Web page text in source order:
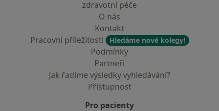
zdravotní péče
O nás
Kontakt
Pracovní příležitosti
Hledáme nové kolegy!
Podmínky
Partneři
Jak řadíme výsledky vyhledávání?
Přístupnost
Pro pacienty